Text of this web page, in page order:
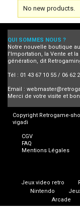
No new products.
QUI SOMMES NOUS ?
Notre nouvelle boutique
l'Importation, la Vente et
génération, dit
Tél : 01 43 67 10 55 / 06 62
Email :
Merci de votre visite et
Copyright Retrogame-
vigadi
CGV
FAQ
Mentions Légales
Jeux video retro
Nintendo
Arcade